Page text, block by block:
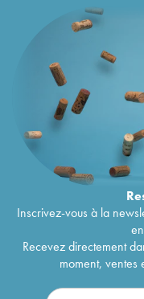
Inscrivez-vous à la
Recevez directement
moment, ventes